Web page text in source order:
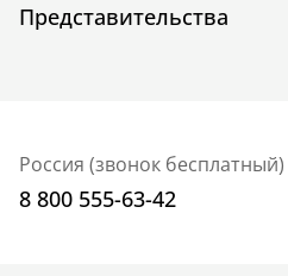
Представительства
Россия (звонок бесплатный)
8 800 555-63-42